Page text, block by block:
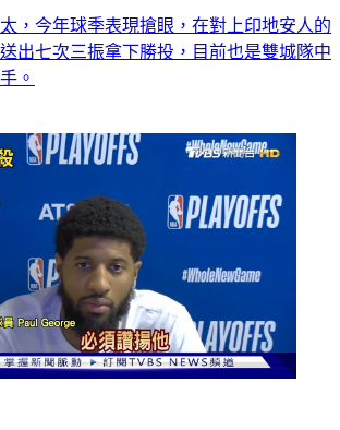
，今年球季表現搶眼，在對上印地安人的
出七次三振拿下勝投，目前也是雙城隊中
。